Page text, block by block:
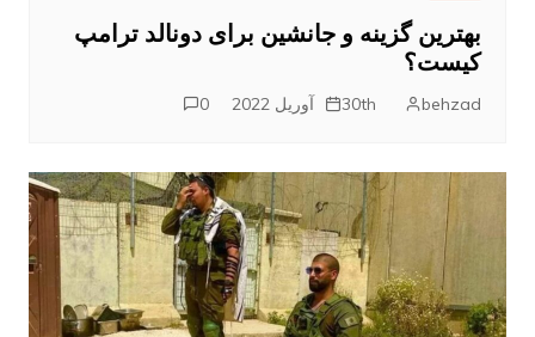
بهترین گزینه و جانشین برای دونالد ترامپ
کیست؟
behzad 30th آوریل 2022 0